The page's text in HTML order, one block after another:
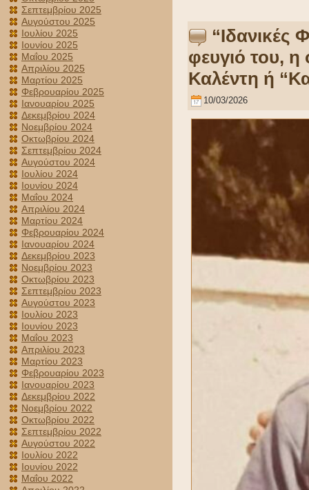
Σεπτεμβρίου 2025
Αυγούστου 2025
Ιουλίου 2025
Ιουνίου 2025
Μαΐου 2025
Απριλίου 2025
Μαρτίου 2025
Φεβρουαρίου 2025
Ιανουαρίου 2025
Δεκεμβρίου 2024
Νοεμβρίου 2024
Οκτωβρίου 2024
Σεπτεμβρίου 2024
Αυγούστου 2024
Ιουλίου 2024
Ιουνίου 2024
Μαΐου 2024
Απριλίου 2024
Μαρτίου 2024
Φεβρουαρίου 2024
Ιανουαρίου 2024
Δεκεμβρίου 2023
Νοεμβρίου 2023
Οκτωβρίου 2023
Σεπτεμβρίου 2023
Αυγούστου 2023
Ιουλίου 2023
Ιουνίου 2023
Μαΐου 2023
Απριλίου 2023
Μαρτίου 2023
Φεβρουαρίου 2023
Ιανουαρίου 2023
Δεκεμβρίου 2022
Νοεμβρίου 2022
Οκτωβρίου 2022
Σεπτεμβρίου 2022
Αυγούστου 2022
Ιουλίου 2022
Ιουνίου 2022
Μαΐου 2022
“Ιδανικές
φευγιό του, η
Καλέντη ή
10/03/2026